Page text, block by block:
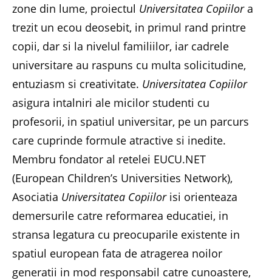
zone din lume, proiectul Universitatea Copiilora
trezit un ecou deosebit, in primul rand printre
copii, dar si la nivelul familiilor, iar cadrele
universitare au raspuns cu multa solicitudine,
entuziasm si creativitate. Universitatea Copiilor
asigura intalniri ale micilor studenti cu
profesorii, in spatiul universitar, pe un parcurs
care cuprinde formule atractive si inedite.
Membru fondator al retelei EUCU.NET
(European Children’s Universities Network),
Asociatia Universitatea Copiilorisi orienteaza
demersurile catre reformarea educatiei, in
stransa legatura cu preocuparile existente in
spatiul european fata de atragerea noilor
generatii in mod responsabil catre cunoastere,